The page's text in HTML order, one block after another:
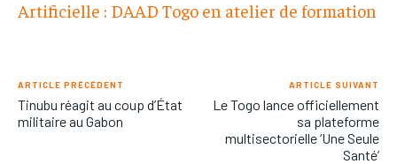
Artificielle : DAAD Togo en atelier de formation
ARTICLE PRÉCÉDENT
Tinubu réagit au coup d’État
militaire au Gabon
ARTICLE SUIVANT
Le Togo lance officiellement
sa plateforme
multisectorielle ‘Une Seule
Santé’